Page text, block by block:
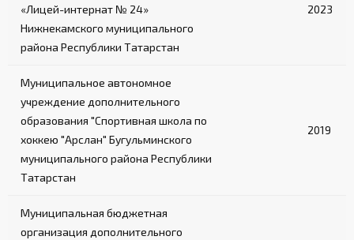
«Лицей-интернат № 24»
Нижнекамского муниципального
района Республики Татарстан
2023
Муниципальное автономное
учреждение дополнительного
образования "Спортивная школа по
хоккею "Арслан" Бугульминского
муниципального района Республики
Татарстан
2019
Муниципальная бюджетная
организация дополнительного